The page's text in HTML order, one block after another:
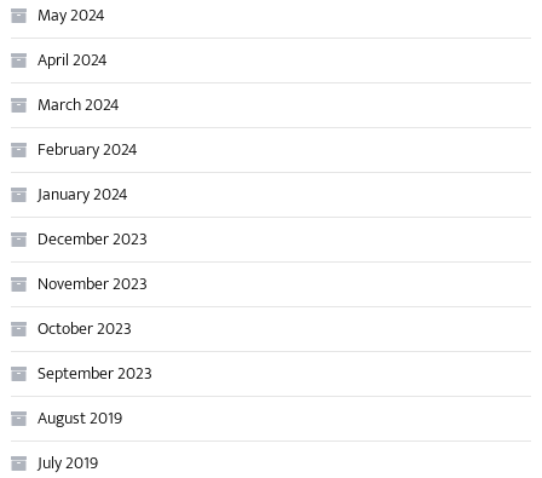
May 2024
April 2024
March 2024
February 2024
January 2024
December 2023
November 2023
October 2023
September 2023
August 2019
July 2019